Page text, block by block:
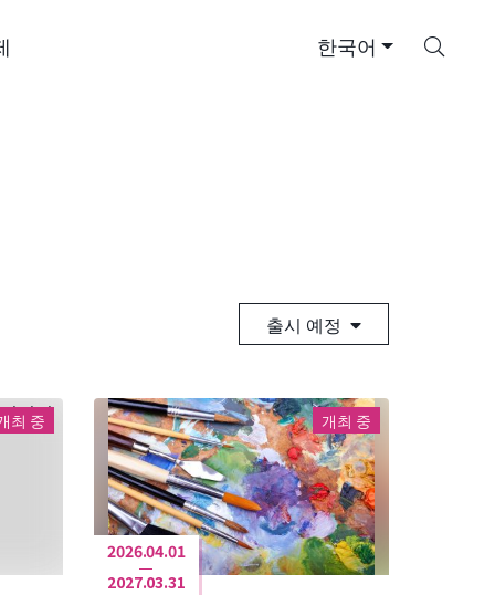
한국어
색
출시 예정
최 중 개최 중
2026.04.01
2027.03.31